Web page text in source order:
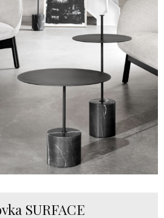
SURFACE